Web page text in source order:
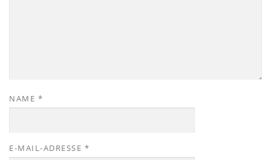
NAME *
E-MAIL-ADRESSE *